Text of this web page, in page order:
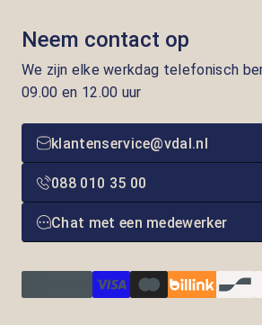
Neem contact op
We zijn elke werkdag telefonisch
09.00 en 12.00 uur
klantenservice@vdal.nl
088 010 35 00
Chat met een medewerker